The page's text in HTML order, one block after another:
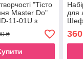
"Тісто
Master Do"
11-01U з
Метелик
₴
для
360